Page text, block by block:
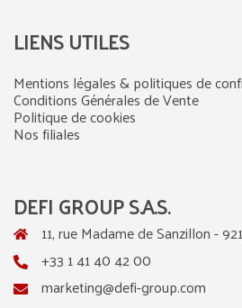
LIENS UTILES
Mentions légales & politiques de
Conditions Générales de Vente
Politique de cookies
Nos filiales
DEFI GROUP S.A.S.
11, rue Madame de Sanzillon -
+33 1 41 40 42 00
marketing@defi-group.com